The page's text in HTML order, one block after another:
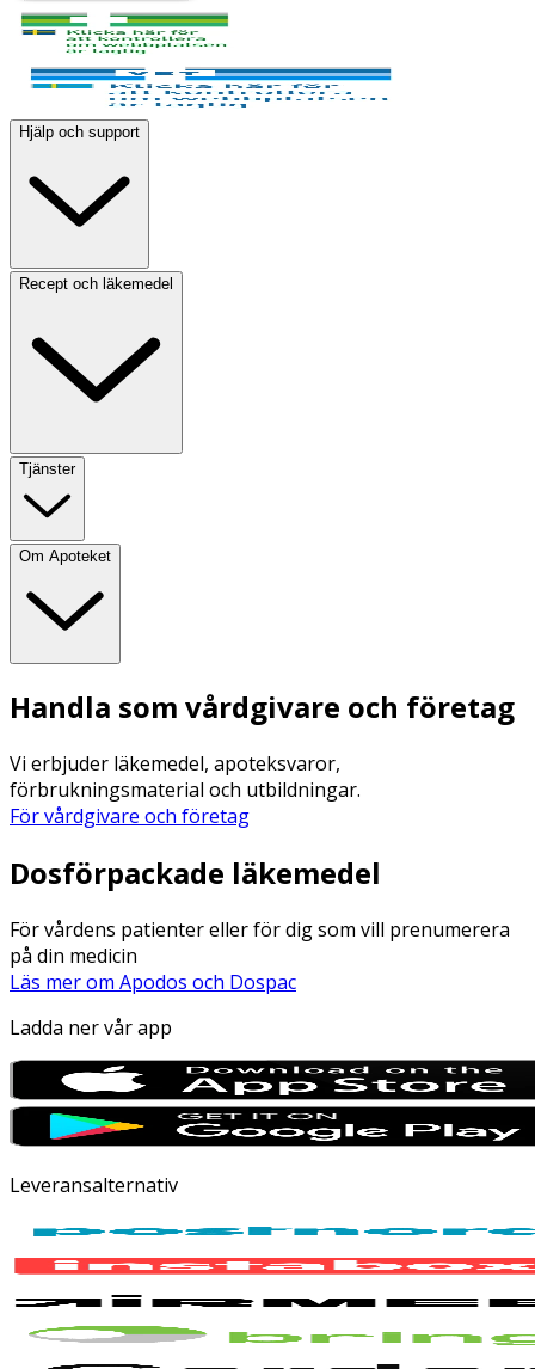
Hjälp och support
Recept och läkemedel
Tjänster
Om Apoteket
Handla som vårdgivare och företag
Vi erbjuder läkemedel, apoteksvaror,
förbrukningsmaterial och utbildningar.
För vårdgivare och företag
Dosförpackade läkemedel
För vårdens patienter eller för dig som vill prenumerera
på din medicin
Läs mer om Apodos och Dospac
Ladda ner vår app
Leveransalternativ